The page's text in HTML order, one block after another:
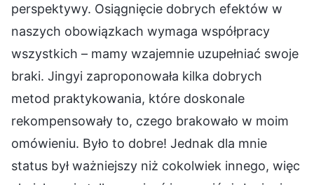
perspektywy. Osiągnięcie dobrych efektów w
naszych obowiązkach wymaga współpracy
wszystkich – mamy wzajemnie uzupełniać swoje
braki. Jingyi zaproponowała kilka dobrych
metod praktykowania, które doskonale
rekompensowały to, czego brakowało w moim
omówieniu. Było to dobre! Jednak dla mnie
status był ważniejszy niż cokolwiek innego, więc